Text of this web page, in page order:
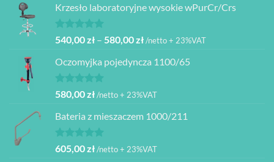
wynosiła:
480,00 zł.
wynosi:
Krzesło laboratoryjne wysokie wPurCr/Crs
Oceniono
na 5
540,00zł – 580,00złZakres
od
do
/netto + 23%VAT
Oczomyjka pojedyncza 1100/65
Oceniono
na 5
580,00zł/netto + 23%VAT
Bateria z mieszaczem 1000/211
Oceniono
na 5
605,00zł/netto + 23%VAT